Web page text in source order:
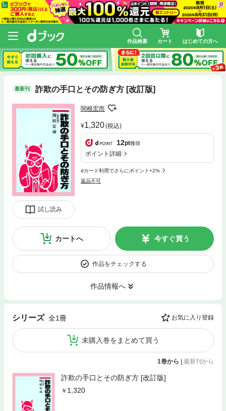
作品検索 カート はじめての方へ
最新刊 詐欺の手口とその防ぎ方 [改訂版]
試し読み
関根宏而
1,320(税込)
12pt獲得
ポイント詳細
dカード利用でさらにポイント+2%
返品不可
カートへ 今すぐ買う
作品をチェックする
作品情報へ
シリーズ 全1冊 お気に入り登録
未購入巻をまとめて買う
1巻から | 最新刊から
詐欺の手口とその防ぎ方 [改訂版]
1,320